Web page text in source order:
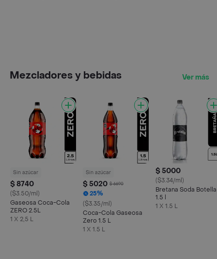
Mezcladores y bebidas Ver más
Sin azúcar
$ 8740
($3.50/ml)
Gaseosa Coca-Cola
ZERO 2.5L
1 X 2,5 L
Sin azúcar
$ 5020 $ 6690
25%
($3.35/ml)
Coca-Cola Gaseosa
Zero 1.5 L
1 X 1.5 L
$ 5000
($3.34/ml)
Bretana Soda Botella
1.5 l
1 X 1.5 L